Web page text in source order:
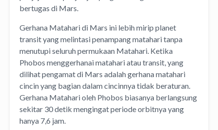
bertugas di Mars.
Gerhana Matahari di Mars ini lebih mirip planet
transit yang melintasi penampang matahari tanpa
menutupi seluruh permukaan Matahari. Ketika
Phobos menggerhanai matahari atau transit, yang
dilihat pengamat di Mars adalah gerhana matahari
cincin yang bagian dalam cincinnya tidak beraturan.
Gerhana Matahari oleh Phobos biasanya berlangsung
sekitar 30 detik mengingat periode orbitnya yang
hanya 7,6 jam.